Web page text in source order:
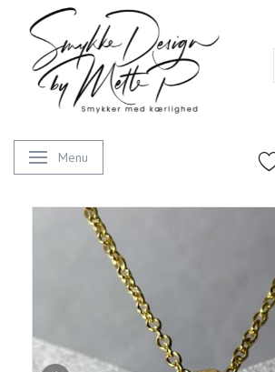
Skifte navigation
Menu